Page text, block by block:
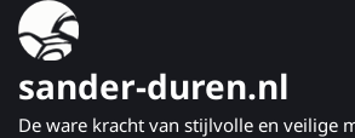
Naar
de
gaansander-duren.nl
De ware kracht van stijlvolle en veilige